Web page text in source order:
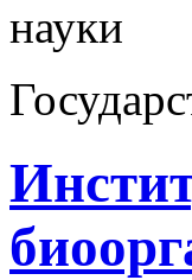
науки